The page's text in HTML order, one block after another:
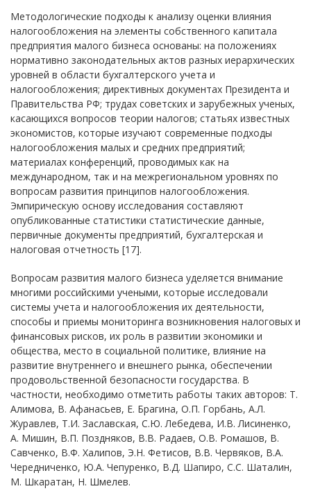
Методологические подходы к анализу оценки влияния
налогообложения на элементы собственного капитала
предприятия малого бизнеса основаны: на положениях
нормативно законодательных актов разных иерархических
уровней в области бухгалтерского учета и
налогообложения; директивных документах Президента и
Правительства РФ; трудах советских и зарубежных ученых,
касающихся вопросов теории налогов; статьях известных
экономистов, которые изучают современные подходы
налогообложения малых и средних предприятий;
материалах конференций, проводимых как на
международном, так и на межрегиональном уровнях по
вопросам развития принципов налогообложения.
Эмпирическую основу исследования составляют
опубликованные статистики статистические данные,
первичные документы предприятий, бухгалтерская и
налоговая отчетность [17].
Вопросам развития малого бизнеса уделяется внимание
многими российскими учеными, которые исследовали
системы учета и налогообложения их деятельности,
способы и приемы мониторинга возникновения налоговых и
финансовых рисков, их роль в развитии экономики и
общества, место в социальной политике, влияние на
развитие внутреннего и внешнего рынка, обеспечении
продовольственной безопасности государства. В
частности, необходимо отметить работы таких авторов: Т.
Алимова, В. Афанасьев, Е. Брагина, О.П. Горбань, А.Л.
Журавлев, Т.И. Заславская, С.Ю. Лебедева, И.В. Лисиненко,
А. Мишин, В.П. Поздняков, В.В. Радаев, О.В. Ромашов, В.
Савченко, В.Ф. Халипов, Э.Н. Фетисов, В.В. Червяков, В.А.
Чередниченко, Ю.А. Чепуренко, В.Д. Шапиро, С.С. Шаталин,
М. Шкаратан, Н. Шмелев.